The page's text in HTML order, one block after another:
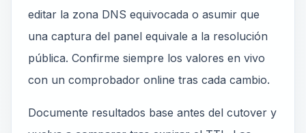
editar la zona DNS equivocada o asumir que
una captura del panel equivale a la resolución
pública. Confirme siempre los valores en vivo
con un comprobador online tras cada cambio.
Documente resultados base antes del cutover y